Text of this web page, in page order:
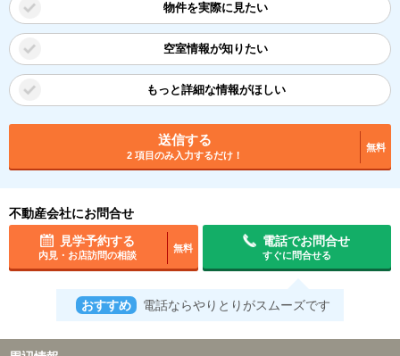
物件を実際に見たい
空室情報が知りたい
もっと詳細な情報がほしい
送信する
2 項目のみ入力するだけ！
無料
不動産会社にお問合せ
見学予約する
内見・お店訪問の相談
無料
電話でお問合せ
すぐに問合せる
おすすめ 電話ならやりとりがスムーズです